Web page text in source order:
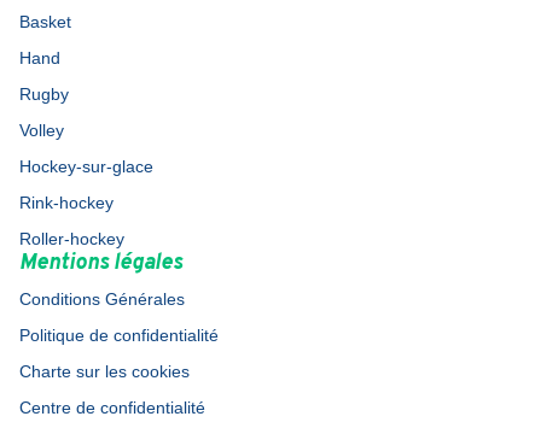
Basket
Hand
Rugby
Volley
Hockey-sur-glace
Rink-hockey
Roller-hockey
Mentions légales
Conditions Générales
Politique de confidentialité
Charte sur les cookies
Centre de confidentialité